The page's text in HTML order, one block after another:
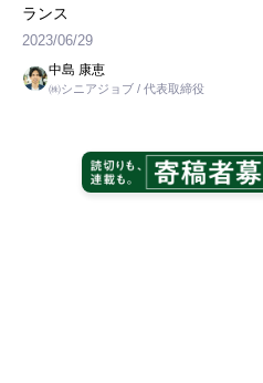
ランス
2023/06/29
中島 康恵
㈱シニアジョブ / 代表取締役